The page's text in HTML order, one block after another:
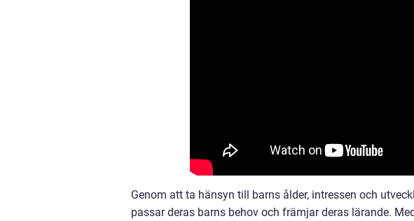
Genom att ta hänsyn till barns ålder, intressen och
passar deras barns behov och främjar deras lärande.